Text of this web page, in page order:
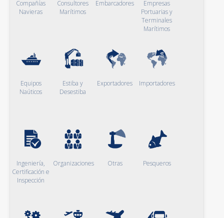
Compañías
Navieras
Consultores
Marítimos
Embarcadores
Empresas
Portuarias y
Terminales
Marítimos
Equipos
Naúticos
Estiba y
Desestiba
Exportadores Importadores
Ingeniería,
Certificación e
Inspección
Organizaciones Otras Pesqueros